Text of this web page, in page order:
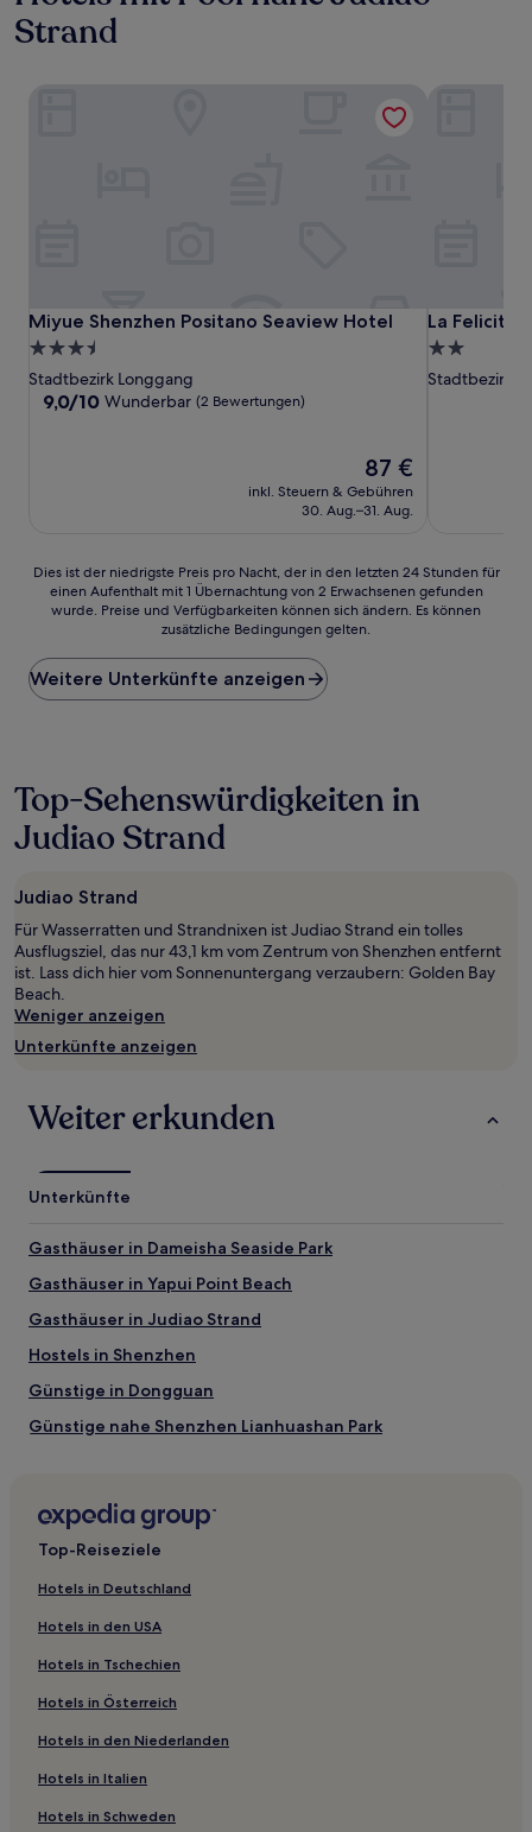
Strand
Miyue Shenzhen Positano Seaview Hotel
Miyue Shenzhen Positano Seaview Hotel
3.5-
Sterne-
Unterkunft
Stadtbezirk Longgang
9.0
9,0/10 Wunderbar (2 Bewertungen)
Der
Preis
beträgt
87 €
inkl. Steuern & Gebühren
30. Aug.–31. Aug.
La Felicità
La Felicità
2.0-
Sterne-
Stadtbezirk
Dies
der
Preis
pro
Nacht,
letzten
24 Stunden
für
einen
mit
von
2 Erwachsenen
gefunden
wurde.
Preise
und
sich
ändern.
können
zusätzliche
Dies ist der niedrigste Preis pro Nacht, der in den letzten 24 Stunden für
einen Aufenthalt mit 1 Übernachtung von 2 Erwachsenen gefunden
wurde. Preise und Verfügbarkeiten können sich ändern. Es können
zusätzliche Bedingungen gelten.
Weitere Unterkünfte anzeigen
Top-Sehenswürdigkeiten in
Judiao Strand
Judiao Strand
Für Wasserratten und Strandnixen ist Judiao Strand ein tolles
Ausflugsziel, das nur 43,1 km vom Zentrum von Shenzhen entfernt
ist. Lass dich hier vom Sonnenuntergang verzaubern: Golden Bay
Beach.
Weniger anzeigen
Unterkünfte anzeigen
Weiter erkunden
Unterkünfte
Gasthäuser in Dameisha Seaside Park
Gasthäuser in Yapui Point Beach
Gasthäuser in Judiao Strand
Hostels in Shenzhen
Günstige in Dongguan
Günstige nahe Shenzhen Lianhuashan Park
Hotels mit Parkplatz in Shenzhen
Günstige in Dapeng
Business in Bao'an
Günstige in Bao'an
Hotels mit Wellnessbereich in Bao'an
Familien in Bao'an
Hotels mit Parkplatz in Bao'an
Top-Reiseziele
Hotels in Deutschland
Hotels in den USA
Hotels in Tschechien
Hotels in Österreich
Hotels in den Niederlanden
Hotels in Italien
Hotels in Schweden